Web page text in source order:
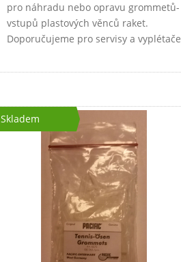
pro náhradu nebo opravu grommetů-
vstupů plastových věnců raket.
Doporučujeme pro servisy a vyplétače
Skladem